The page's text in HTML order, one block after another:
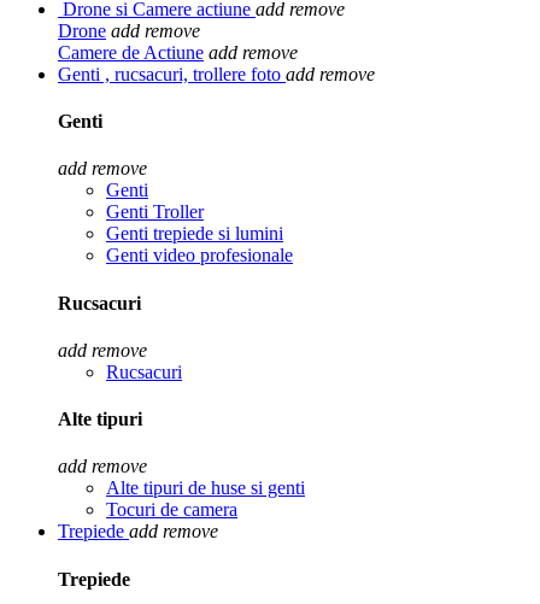
Drone si Camere actiune add remove
Drone add remove
Camere de Actiune add remove
Genti , rucsacuri, trollere foto add remove
Genti
add remove
Genti
Genti Troller
Genti trepiede si lumini
Genti video profesionale
Rucsacuri
add remove
Rucsacuri
Alte tipuri
add remove
Alte tipuri de huse si genti
Tocuri de camera
Trepiede add remove
Trepiede